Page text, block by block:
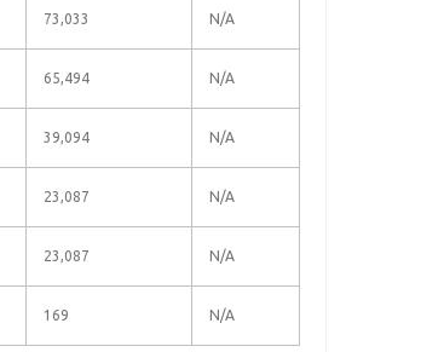
73,033 N/A
65,494 N/A
39,094 N/A
23,087 N/A
23,087 N/A
169 N/A